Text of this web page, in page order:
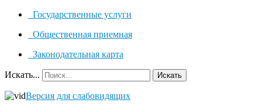
Государственные услуги
Общественная приемная
Законодательная карта
Искать... Искать
Версия для слабовидящих